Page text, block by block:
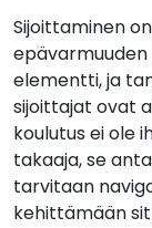
Sijoittaminen
epävarmuuden
elementti, ja
sijoittajat ovat
koulutus ei ole
takaaja, se
tarvitaan
kehittämään